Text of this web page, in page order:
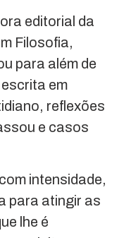
editorial da
Filosofia,
para além de
escrita em
reflexões
e casos
intensidade,
para atingir as
lhe é